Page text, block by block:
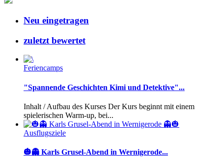
Neu eingetragen
zuletzt bewertet
Feriencamps
"Spannende Geschichten Kimi und Detektive"...
Inhalt / Aufbau des Kurses Der Kurs beginnt mit einem
spielerischen Warm-up, bei...
Ausflugsziele
🎃👻 Karls Grusel-Abend in Wernigerode...